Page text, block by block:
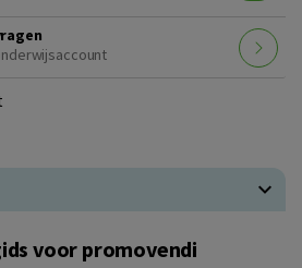
voor promovendi